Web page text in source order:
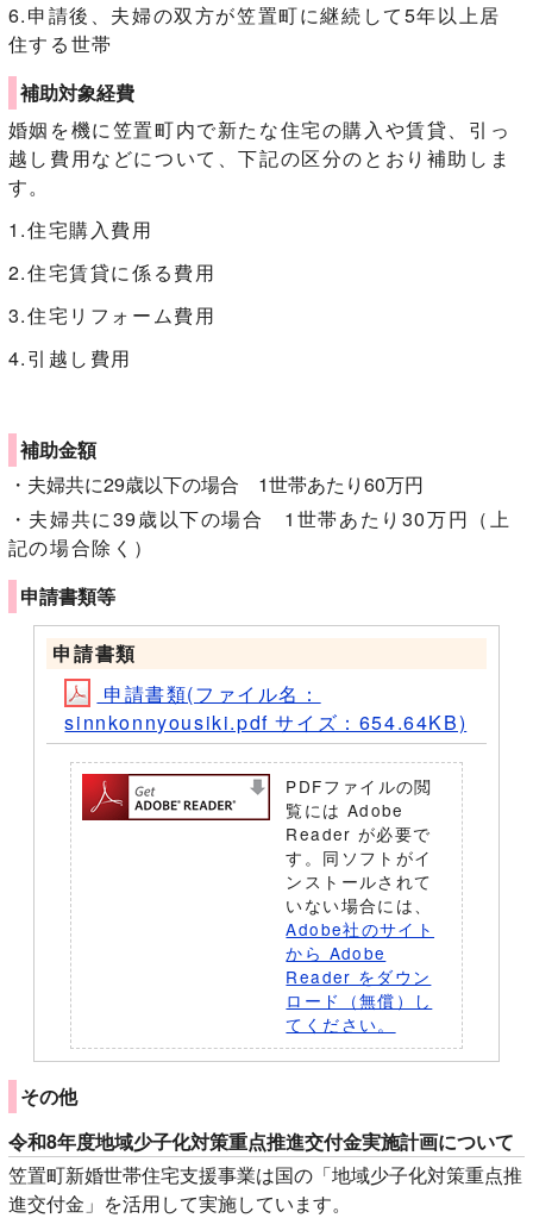
6.申請後、夫婦の双方が笠置町に継続して5年以上居
住する世帯
補助対象経費
婚姻を機に笠置町内で新たな住宅の購入や賃貸、引っ
越し費用などについて、下記の区分のとおり補助しま
す。
1.住宅購入費用
2.住宅賃貸に係る費用
3.住宅リフォーム費用
4.引越し費用
補助金額
・夫婦共に29歳以下の場合 1世帯あたり60万円
・夫婦共に39歳以下の場合 1世帯あたり30万円（上
記の場合除く）
申請書類等
申請書類
申請書類(ファイル名：
sinnkonnyousiki.pdf サイズ：654.64KB)
PDFファイルの閲
覧には Adobe
Reader が必要で
す。同ソフトがイ
ンストールされて
いない場合には、
Adobe社のサイト
から Adobe
Reader をダウン
ロード（無償）し
てください。
その他
令和8年度地域少子化対策重点推進交付金実施計画について
笠置町新婚世帯住宅支援事業は国の「地域少子化対策重点推
進交付金」を活用して実施しています。